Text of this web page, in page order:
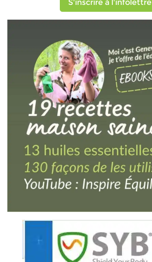
S'inscrire à l'infolettre